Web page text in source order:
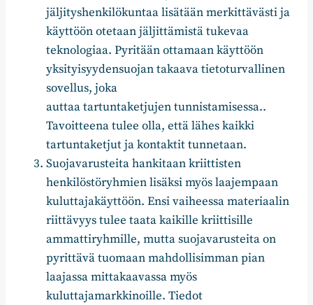
jäljityshenkilökuntaa lisätään merkittävästi ja
käyttöön otetaan jäljittämistä tukevaa
teknologiaa. Pyritään ottamaan käyttöön
yksityisyydensuojan takaava tietoturvallinen
sovellus, joka
auttaa tartuntaketjujen tunnistamisessa..
Tavoitteena tulee olla, että lähes kaikki
tartuntaketjut ja kontaktit tunnetaan.
Suojavarusteita hankitaan kriittisten
henkilöstöryhmien lisäksi myös laajempaan
kuluttajakäyttöön. Ensi vaiheessa materiaalin
riittävyys tulee taata kaikille kriittisille
ammattiryhmille, mutta suojavarusteita on
pyrittävä tuomaan mahdollisimman pian
laajassa mittakaavassa myös
kuluttajamarkkinoille. Tiedot